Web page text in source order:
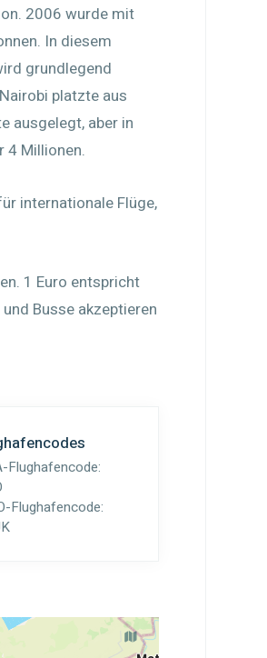
2006 wurde mit
In diesem
grundlegend
platzte aus
ausgelegt, aber in
4 Millionen.
internationale Flüge,
1 Euro entspricht
Busse akzeptieren
Flughafencode:
Flughafencode: